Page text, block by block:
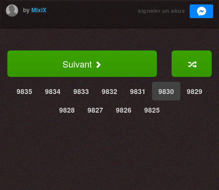
byMixiX signaler un abus
Suivant
9835 9834 9833 9832 9831 9830
9829
9828
9827 9826 9825